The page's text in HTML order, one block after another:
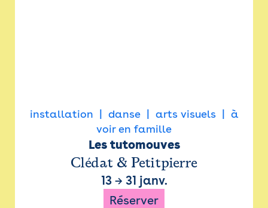
installation danse arts visuels
à
voir en famille
Les tutomouves
Clédat & Petitpierre
13→ 31 janv.
Réserver